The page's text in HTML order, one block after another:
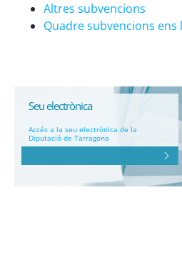
Altres subvencions
Quadre subvencions ens
Seu electrònica
Accés a la seu electrònica de la
Diputació de Tarragona